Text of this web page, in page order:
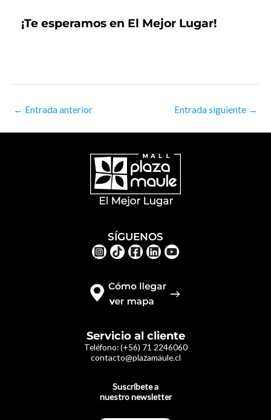
¡Te esperamos en El Mejor Lugar!
← Entrada anterior Entrada siguiente →
Servicio al cliente
Teléfono:(+56) 71 2246060
contacto@plazamaule.cl
SÍGUENOS
Suscríbete a
nuestro newsletter